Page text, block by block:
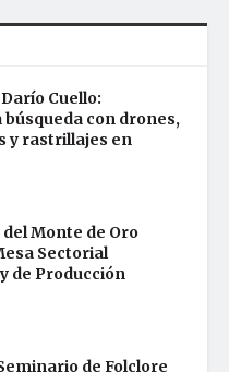
Cuello:
con drones,
y rastrillajes en
Monte de Oro
Sectorial
de Producción
de Folclore